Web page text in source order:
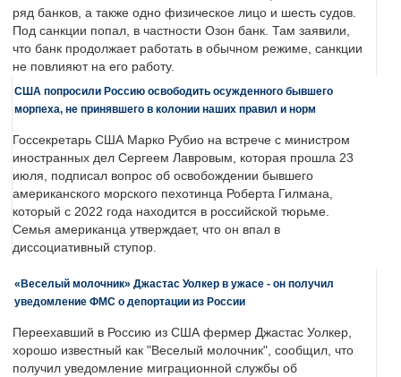
ряд банков, а также одно физическое лицо и шесть судов.
Под санкции попал, в частности Озон банк. Там заявили,
что банк продолжает работать в обычном режиме, санкции
не повлияют на его работу.
США попросили Россию освободить осужденного бывшего
морпеха, не принявшего в колонии наших правил и норм
Госсекретарь США Марко Рубио на встрече с министром
иностранных дел Сергеем Лавровым, которая прошла 23
июля, подписал вопрос об освобождении бывшего
американского морского пехотинца Роберта Гилмана,
который с 2022 года находится в российской тюрьме.
Семья американца утверждает, что он впал в
диссоциативный ступор.
«Веселый молочник» Джастас Уолкер в ужасе - он получил
уведомление ФМС о депортации из России
Переехавший в Россию из США фермер Джастас Уолкер,
хорошо известный как "Веселый молочник", сообщил, что
получил уведомление миграционной службы об